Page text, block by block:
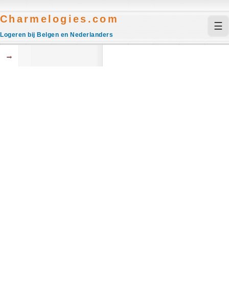
Charmelogies.com
Logeren bij Belgen en Nederlanders
☰
→